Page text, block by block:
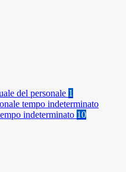
del personale 1
tempo indeterminato
indeterminato 10